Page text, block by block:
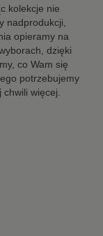
kolekcje nie
nadprodukcji,
opieramy na
dzięki
co Wam się
potrzebujemy
chwili więcej.